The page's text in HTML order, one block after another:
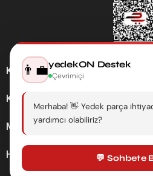
Kategoriler
Kurumsal
Müşteri Hizmetleri
Hesabım
👨‍💼yedekON Destek
Çevrimiçi
Merhaba! 👋 Yedek parça
yardımcı olabiliriz?
💬 Sohbete